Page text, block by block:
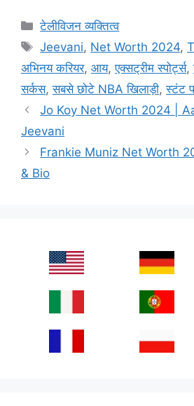
Categories
टेलीविजन व्यक्तित्व
Tags
Jeevani, Net Worth 2024,
अभिनय करियर, आय,एक्सट्रीम स्पोर्ट्स,
सर्कस,सबसे छोटे NBA खिलाड़ी,स्टंट
Jo Koy Net Worth 2024 |
Jeevani
Frankie Muniz Net Worth
& Bio